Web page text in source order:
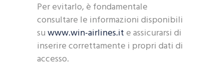
Per evitarlo, è fondamentale
consultare le informazioni disponibili
suwww.win-airlines.it e assicurarsi di
inserire correttamente i propri dati di
accesso.